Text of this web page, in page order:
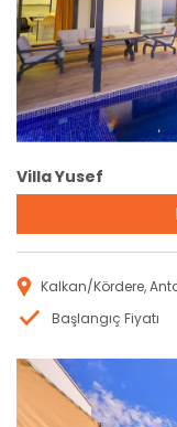
Villa Yusef
Kalkan/Kördere,
Başlangıç Fiyatı